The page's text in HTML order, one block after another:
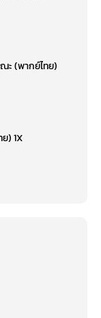
ะ (พากย์ไทย)
) 1X